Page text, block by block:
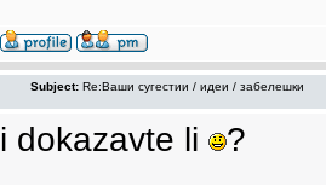
Subject: Re:Ваши сугестии / идеи / забелешки
i dokazavte li ?